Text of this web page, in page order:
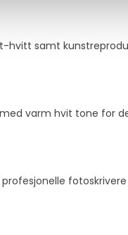
samt
varm hvit tone for